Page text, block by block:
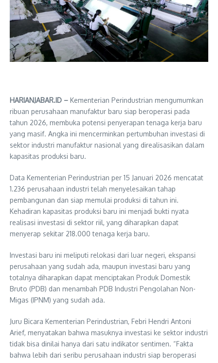
HARIANJABAR.ID – Kementerian Perindustrian mengumumkan
ribuan perusahaan manufaktur baru siap beroperasi pada
tahun 2026, membuka potensi penyerapan tenaga kerja baru
yang masif. Angka ini mencerminkan pertumbuhan investasi di
sektor industri manufaktur nasional yang direalisasikan dalam
kapasitas produksi baru.
Data Kementerian Perindustrian per 15 Januari 2026 mencatat
1.236 perusahaan industri telah menyelesaikan tahap
pembangunan dan siap memulai produksi di tahun ini.
Kehadiran kapasitas produksi baru ini menjadi bukti nyata
realisasi investasi di sektor riil, yang diharapkan dapat
menyerap sekitar 218.000 tenaga kerja baru.
Investasi baru ini meliputi relokasi dari luar negeri, ekspansi
perusahaan yang sudah ada, maupun investasi baru yang
totalnya diharapkan dapat menciptakan Produk Domestik
Bruto (PDB) dan menambah PDB Industri Pengolahan Non-
Migas (IPNM) yang sudah ada.
Juru Bicara Kementerian Perindustrian, Febri Hendri Antoni
Arief, menyatakan bahwa masuknya investasi ke sektor industri
tidak bisa dinilai hanya dari satu indikator sentimen. “Fakta
bahwa lebih dari seribu perusahaan industri siap beroperasi